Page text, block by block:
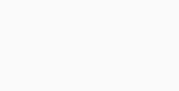
włoską kulturę. Specjalizująca się w